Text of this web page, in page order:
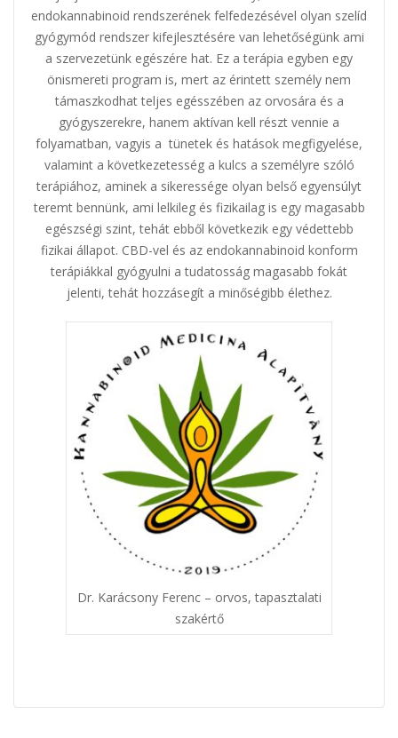
endokannabinoid rendszerének felfedezésével olyan szelíd
gyógymód rendszer kifejlesztésére van lehetőségünk ami
a szervezetünk egészére hat. Ez a terápia egyben egy
önismereti program is, mert az érintett személy nem
támaszkodhat teljes egésszében az orvosára és a
gyógyszerekre, hanem aktívan kell részt vennie a
folyamatban, vagyis a tünetek és hatások megfigyelése,
valamint a következetesség a kulcs a személyre szóló
terápiához, aminek a sikeressége olyan belső egyensúlyt
teremt bennünk, ami lelkileg és fizikailag is egy magasabb
egészségi szint, tehát ebből következik egy védettebb
fizikai állapot. CBD-vel és az endokannabinoid konform
terápiákkal gyógyulni a tudatosság magasabb fokát
jelenti, tehát hozzásegít a minőségibb élethez.
Dr. Karácsony Ferenc – orvos, tapasztalati
szakértő